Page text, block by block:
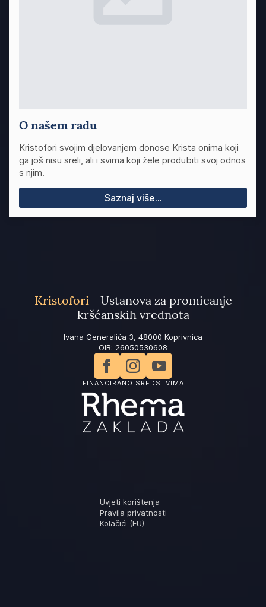
O našem radu
Kristofori svojim djelovanjem donose Krista onima koji
ga još nisu sreli, ali i svima koji žele produbiti svoj odnos
s njim.
Saznaj više...
Kristofori - Ustanova za promicanje
kršćanskih vrednota
Ivana Generalića 3, 48000 Koprivnica
OIB: 26050530608
FINANCIRANO SREDSTVIMA
Uvjeti korištenja
Pravila privatnosti
Kolačići (EU)